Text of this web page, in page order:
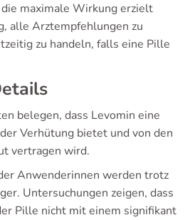
maximale Wirkung erzielt
alle Arztempfehlungen zu
zu handeln, falls eine Pille
belegen, dass Levomin eine
Verhütung bietet und von den
vertragen wird.
Anwenderinnen werden trotz
Untersuchungen zeigen, dass
Pille nicht mit einem signifikant